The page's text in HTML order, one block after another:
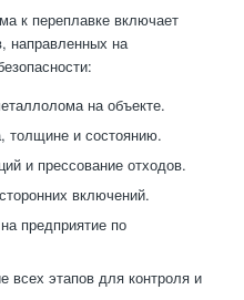
к переплавке включает
направленных на
на объекте.
толщине и состоянию.
и прессование отходов.
включений.
предприятие по
всех этапов для контроля и